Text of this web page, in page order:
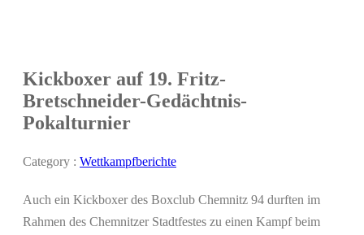
Kickboxer auf 19. Fritz-
Bretschneider-Gedächtnis-
Pokalturnier
Category : Wettkampfberichte
Auch ein Kickboxer des Boxclub Chemnitz 94 durften im
Rahmen des Chemnitzer Stadtfestes zu einen Kampf beim